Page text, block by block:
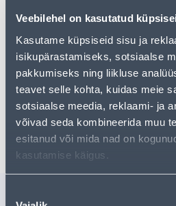
Veebilehel on kasutatud
Kasutame küpsiseid sisu ja
isikupärastamiseks, sotsiaalse
pakkumiseks ning liikluse
teavet selle kohta, kuidas meie
sotsiaalse meedia, reklaami- ja
võivad seda kombineerida muu
esitanud või mida nad on
kasutamise käigus.
• 14-päevane tagastusõigus.
Предполагаемая доставка
Посылочный автомат от 2,29 €
Забрать в магазине, с